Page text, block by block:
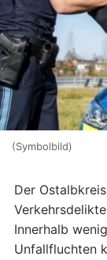
(Symbolbild)
Der
Innerhalb
Unfallfluchten